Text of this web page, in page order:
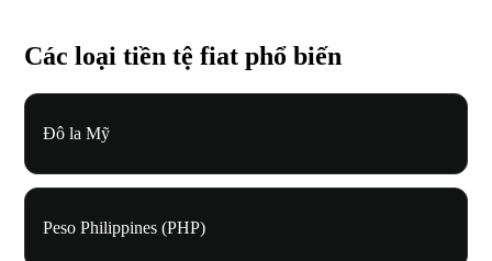
Các loại tiền tệ fiat phổ biến
Đô la Mỹ
Peso Philippines (PHP)